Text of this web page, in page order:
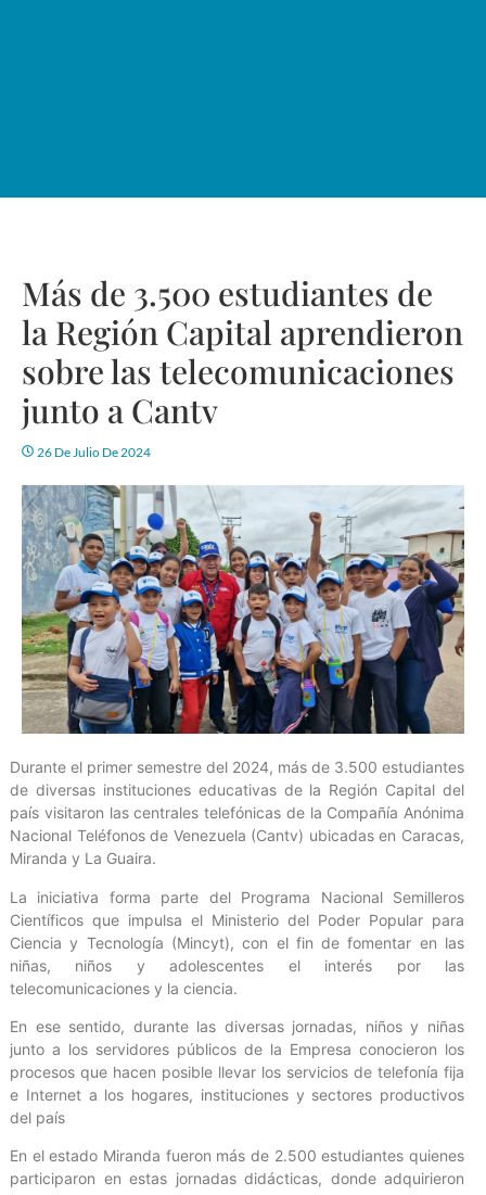
Más de 3.500 estudiantes de
la Región Capital aprendieron
sobre las telecomunicaciones
junto a Cantv
26 De Julio De 2024
Durante el primer semestre del 2024, más de 3.500 estudiantes
de diversas instituciones educativas de la Región Capital del
país visitaron las centrales telefónicas de la Compañía Anónima
Nacional Teléfonos de Venezuela (Cantv) ubicadas en Caracas,
Miranda y La Guaira.
La iniciativa forma parte del Programa Nacional Semilleros
Científicos que impulsa el Ministerio del Poder Popular para
Ciencia y Tecnología (Mincyt), con el fin de fomentar en las
niñas, niños y adolescentes el interés por las
telecomunicaciones y la ciencia.
En ese sentido, durante las diversas jornadas, niños y niñas
junto a los servidores públicos de la Empresa conocieron los
procesos que hacen posible llevar los servicios de telefonía fija
e Internet a los hogares, instituciones y sectores productivos
del país
En el estado Miranda fueron más de 2.500 estudiantes quienes
participaron en estas jornadas didácticas, donde adquirieron